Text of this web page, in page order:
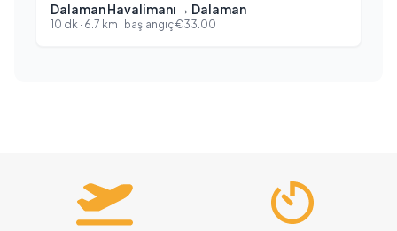
Dalaman Havalimanı → Dalaman
10 dk · 6.7 km · başlangıç€33.00